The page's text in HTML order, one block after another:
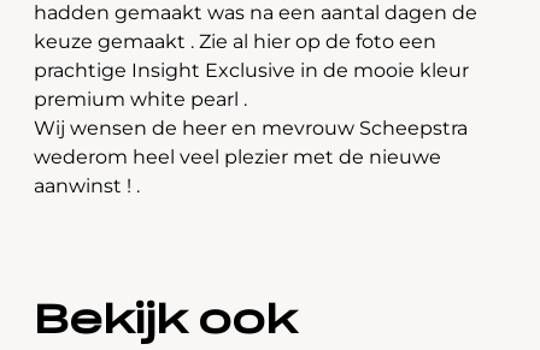
hadden gemaakt was na een aantal dagen de
keuze gemaakt . Zie al hier op de foto een
prachtige Insight Exclusive in de mooie kleur
premium white pearl .
Wij wensen de heer en mevrouw Scheepstra
wederom heel veel plezier met de nieuwe
aanwinst ! .
Bekijk ook